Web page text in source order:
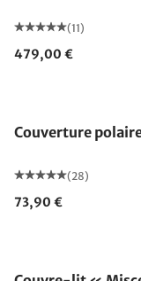
(11)
479,00 €
Couverture
(28)
73,90 €